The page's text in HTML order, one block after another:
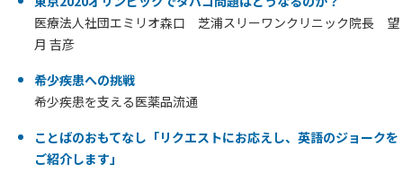
医療法人社団エミリオ森口 芝浦スリーワンクリニック院長 望
月 吉彦
希少疾患への挑戦
希少疾患を支える医薬品流通
ことばのおもてなし「リクエストにお応えし、英語のジョークを
ご紹介します」